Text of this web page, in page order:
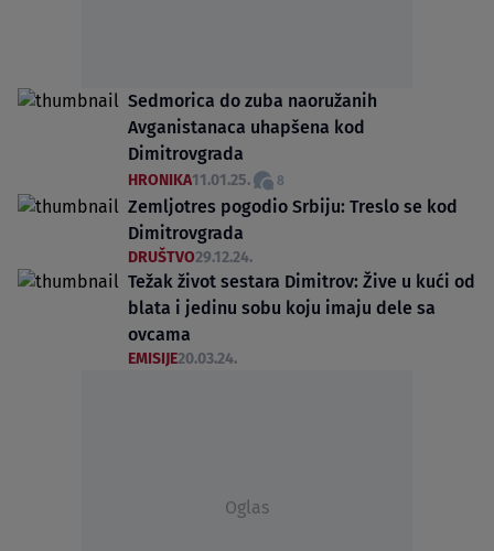
Sedmorica do zuba naoružanih
Avganistanaca uhapšena kod
Dimitrovgrada
HRONIKA11.01.25. 8
Zemljotres pogodio Srbiju: Treslo se kod
Dimitrovgrada
DRUŠTVO29.12.24.
Težak život sestara Dimitrov: Žive u kući od
blata i jedinu sobu koju imaju dele sa
ovcama
EMISIJE20.03.24.
Oglas